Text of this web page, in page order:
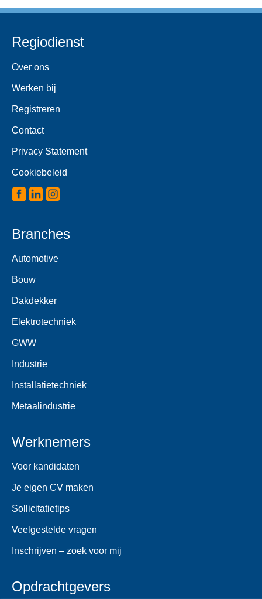
Regiodienst
Over ons
Werken bij
Registreren
Contact
Privacy Statement
Cookiebeleid
Branches
Automotive
Bouw
Dakdekker
Elektrotechniek
GWW
Industrie
Installatietechniek
Metaalindustrie
Werknemers
Voor kandidaten
Je eigen CV maken
Sollicitatietips
Veelgestelde vragen
Inschrijven – zoek voor mij
Opdrachtgevers